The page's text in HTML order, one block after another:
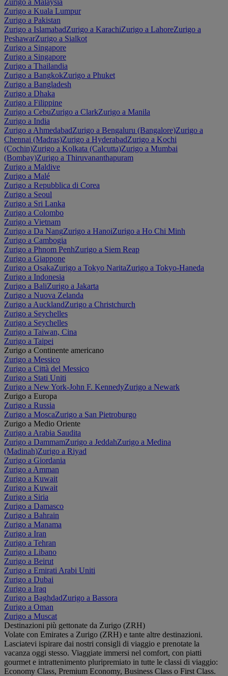
Zurigo a Malaysia
Zurigo a Kuala Lumpur
Zurigo a Pakistan
Zurigo a IslamabadZurigo a KarachiZurigo a LahoreZurigo a
PeshawarZurigo a Sialkot
Zurigo a Singapore
Zurigo a Singapore
Zurigo a Thailandia
Zurigo a BangkokZurigo a Phuket
Zurigo a Bangladesh
Zurigo a Dhaka
Zurigo a Filippine
Zurigo a CebuZurigo a ClarkZurigo a Manila
Zurigo a India
Zurigo a AhmedabadZurigo a Bengaluru (Bangalore)Zurigo a
Chennai (Madras)Zurigo a HyderabadZurigo a Kochi
(Cochin)Zurigo a Kolkata (Calcutta)Zurigo a Mumbai
(Bombay)Zurigo a Thiruvananthapuram
Zurigo a Maldive
Zurigo a Malé
Zurigo a Repubblica di Corea
Zurigo a Seoul
Zurigo a Sri Lanka
Zurigo a Colombo
Zurigo a Vietnam
Zurigo a Da NangZurigo a HanoiZurigo a Ho Chi Minh
Zurigo a Cambogia
Zurigo a Phnom PenhZurigo a Siem Reap
Zurigo a Giappone
Zurigo a OsakaZurigo a Tokyo NaritaZurigo a Tokyo-Haneda
Zurigo a Indonesia
Zurigo a BaliZurigo a Jakarta
Zurigo a Nuova Zelanda
Zurigo a AucklandZurigo a Christchurch
Zurigo a Seychelles
Zurigo a Seychelles
Zurigo a Taiwan, Cina
Zurigo a Taipei
Zurigo a Continente americano
Zurigo a Messico
Zurigo a Città del Messico
Zurigo a Stati Uniti
Zurigo a New York-John F. KennedyZurigo a Newark
Zurigo a Europa
Zurigo a Russia
Zurigo a MoscaZurigo a San Pietroburgo
Zurigo a Medio Oriente
Zurigo a Arabia Saudita
Zurigo a DammamZurigo a JeddahZurigo a Medina
(Madinah)Zurigo a Riyad
Zurigo a Giordania
Zurigo a Amman
Zurigo a Kuwait
Zurigo a Kuwait
Zurigo a Siria
Zurigo a Damasco
Zurigo a Bahrain
Zurigo a Manama
Zurigo a Iran
Zurigo a Tehran
Zurigo a Libano
Zurigo a Beirut
Zurigo a Emirati Arabi Uniti
Zurigo a Dubai
Zurigo a Iraq
Zurigo a BaghdadZurigo a Bassora
Zurigo a Oman
Zurigo a Muscat
Destinazioni più gettonate da Zurigo (ZRH)
Volate con Emirates a Zurigo (ZRH) e tante altre destinazioni.
Lasciatevi ispirare dai nostri consigli di viaggio e prenotate la
vacanza oggi stesso. Viaggiate immersi nel comfort, con piatti
gourmet e intrattenimento pluripremiato in tutte le classi di viaggio:
Economy Class, Premium Economy, Business Class o First Class.